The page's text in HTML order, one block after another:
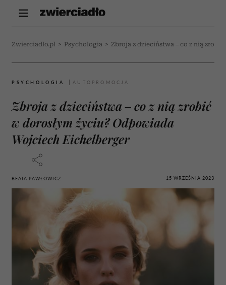
Zwierciadlo.pl > Psychologia > Zbroja z dzieciństwa – co z nią
PSYCHOLOGIA
Zbroja z dzieciństwa – co z nią zrobić
w dorosłym życiu? Odpowiada
Wojciech Eichelberger
BEATA PAWŁOWICZ 15 WRZEŚNIA 2023